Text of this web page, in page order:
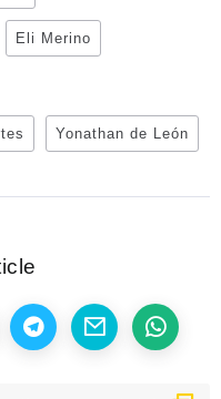
Eli Merino
Yonathan de León